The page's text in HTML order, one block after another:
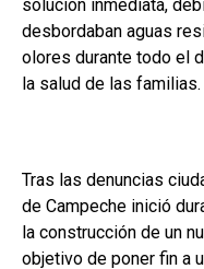
solución inmediata,
desbordaban aguas
olores durante todo el
la salud de las familias.
Tras las denuncias
de Campeche inició
la construcción de un
objetivo de poner fin a